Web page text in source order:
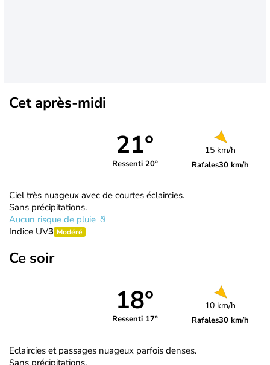
Cet après-midi
21°
Ressenti 20°
15 km/h
Rafales30 km/h
Ciel très nuageux avec de courtes éclaircies.
Sans précipitations.
Aucun risque de pluie
Indice UV3 Modéré
Ce soir
18°
Ressenti 17°
10 km/h
Rafales30 km/h
Eclaircies et passages nuageux parfois denses.
Sans précipitations.